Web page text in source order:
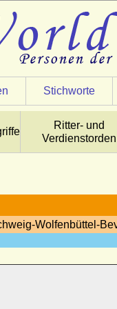
Stichworte
Ritter- und
Verdienstorden
Wolfenbüttel-